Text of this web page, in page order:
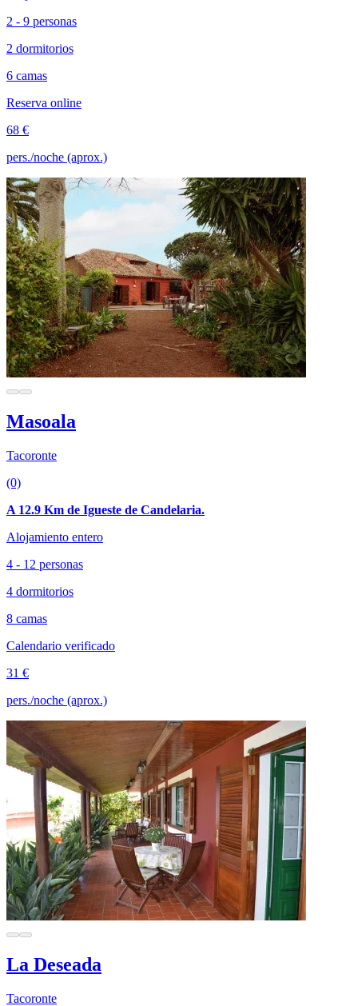
2 - 9 personas
2 dormitorios
6 camas
Reserva online
68 €
pers./noche (aprox.)
Masoala
Tacoronte
(0)
A 12.9 Km de Igueste de Candelaria.
Alojamiento entero
4 - 12 personas
4 dormitorios
8 camas
Calendario verificado
31 €
pers./noche (aprox.)
La Deseada
Tacoronte